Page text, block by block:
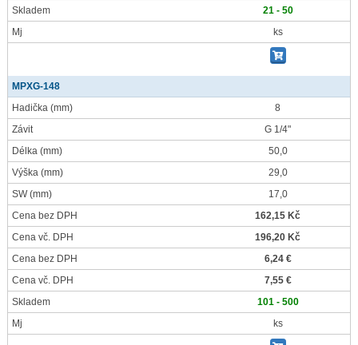
Skladem
21 - 50
Mj
ks
MPXG-148
Hadička (mm)
8
Závit
G 1/4"
Délka (mm)
50,0
Výška (mm)
29,0
SW(mm)
17,0
Cena bez DPH
162,15 Kč
Cena vč. DPH
196,20 Kč
Cena bez DPH
6,24 €
Cena vč. DPH
7,55 €
Skladem
101 - 500
Mj
ks